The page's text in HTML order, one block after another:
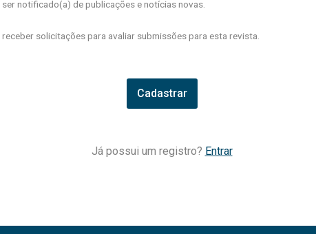
ser notificado(a) de publicações e notícias novas.
solicitações para avaliar submissões para esta revista.
Cadastrar
Já possui um registro? Entrar